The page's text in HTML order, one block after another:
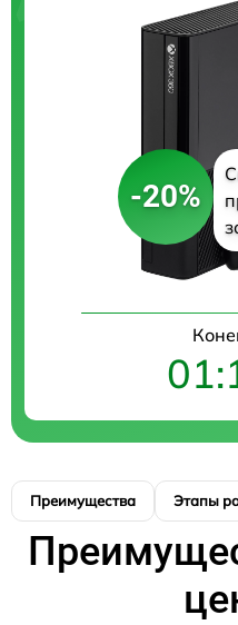
-20%
Преимущества Этапы